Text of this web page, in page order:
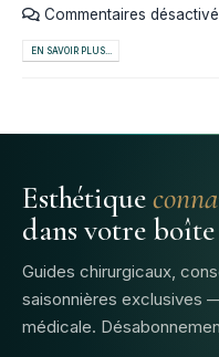
Commentaires
EN SAVOIR PLUS...
Esthétique
dans votre
Guides chirurgicaux,
saisonnières exclusives
médicale.